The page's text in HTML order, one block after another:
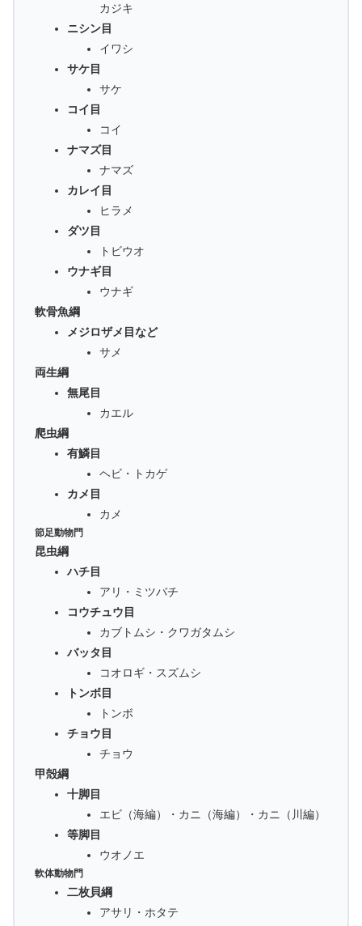
カジキ
ニシン目
イワシ
サケ目
サケ
コイ目
コイ
ナマズ目
ナマズ
カレイ目
ヒラメ
ダツ目
トビウオ
ウナギ目
ウナギ
軟骨魚綱
メジロザメ目など
サメ
両生綱
無尾目
カエル
爬虫綱
有鱗目
ヘビ・トカゲ
カメ目
カメ
節足動物門
昆虫綱
ハチ目
アリ・ミツバチ
コウチュウ目
カブトムシ・クワガタムシ
バッタ目
コオロギ・スズムシ
トンボ目
トンボ
チョウ目
チョウ
甲殻綱
十脚目
エビ（海編）・カニ（海編）・カニ（川編）
等脚目
ウオノエ
軟体動物門
二枚貝綱
アサリ・ホタテ